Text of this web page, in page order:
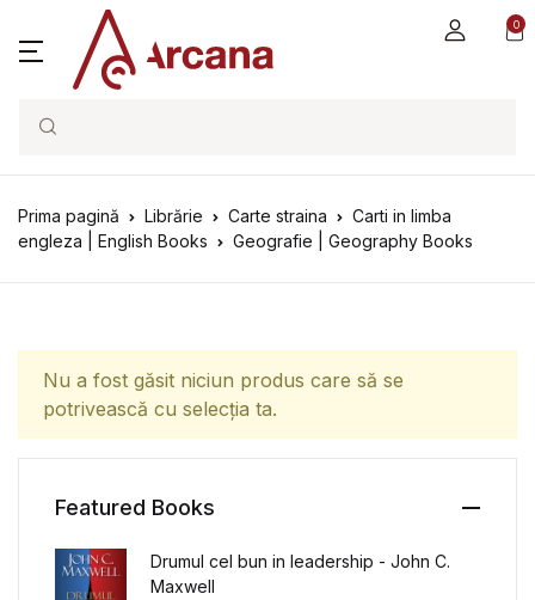
0
Search
Prima pagină Librărie Carte straina
Carti in limba
engleza | English Books
Geografie | Geography Books
Nu a fost găsit niciun produs care să se
potrivească cu selecția ta.
Featured Books
Drumul cel bun in leadership - John C.
Maxwell